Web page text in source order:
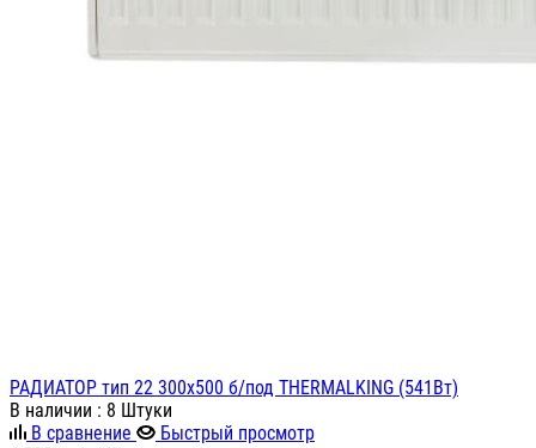
РАДИАТОР тип 22 300х500 б/под THERMALKING (541Вт)
В наличии : 8 Штуки
В сравнение
Быстрый просмотр